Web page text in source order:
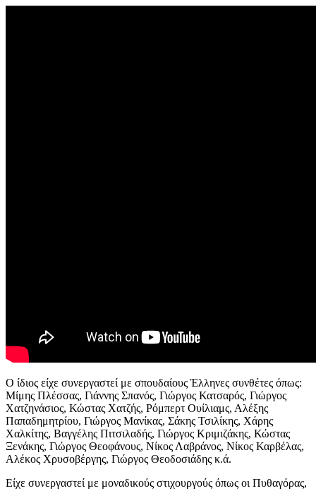
Ο ίδιος είχε συνεργαστεί με σπουδαίους Έλληνες συνθέτες όπως:
Μίμης Πλέσσας, Γιάννης Σπανός, Γιώργος Κατσαρός, Γιώργος
Χατζηνάσιος, Κώστας Χατζής, Ρόμπερτ Ουίλιαμς, Αλέξης
Παπαδημητρίου, Γιώργος Μανίκας, Σάκης Τσιλίκης, Χάρης
Χαλκίτης, Βαγγέλης Πιτσιλαδής, Γιώργος Κριμιζάκης, Κώστας
Ξενάκης, Γιώργος Θεοφάνους, Νίκος Λαβράνος, Νίκος Καρβέλας,
Αλέκος Χρυσοβέργης, Γιώργος Θεοδοσιάδης κ.ά.
Είχε συνεργαστεί με μοναδικούς στιχουργούς όπως οι Πυθαγόρας,